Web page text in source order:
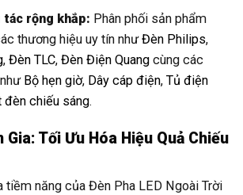
rộng khắp: Phân phối sản phẩm
thương hiệu uy tín nhưĐèn Philips,
,Đèn TLC,Đèn Điện Quang cùng các
Bộ hẹn giờ, Dây cáp điện,Tủ điện
đèn chiếu sáng.
Gia: Tối Ưu Hóa Hiệu Quả Chiếu
tiềm năng của Đèn Pha LED Ngoài Trời